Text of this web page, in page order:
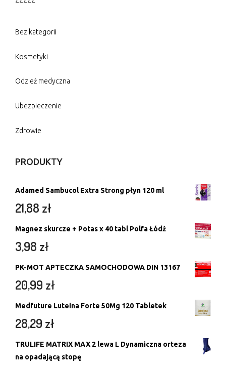
Bez kategorii
Kosmetyki
Odzież medyczna
Ubezpieczenie
Zdrowie
PRODUKTY
Adamed Sambucol Extra Strong płyn 120 ml
21,88 zł
Magnez skurcze + Potas x 40 tabl Polfa Łódź
3,98 zł
PK-MOT APTECZKA SAMOCHODOWA DIN 13167
20,99 zł
Medfuture Luteina Forte 50Mg 120 Tabletek
28,29 zł
TRULIFE MATRIX MAX 2 lewa L Dynamiczna orteza
na opadającą stopę